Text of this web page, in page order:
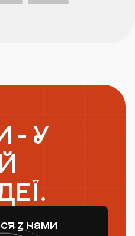
- У
з нами